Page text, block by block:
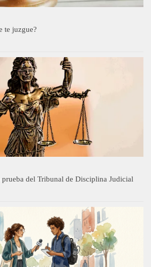
te juzgue?
prueba del Tribunal de Disciplina Judicial